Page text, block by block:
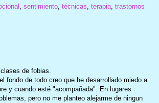
sentimiento, técnicas terapia, trastornos
de fobias.
fondo de todo creo que he desarrollado miedo a
y cuando esté "acompañada". En lugares
pero no me planteo alejarme de ningun